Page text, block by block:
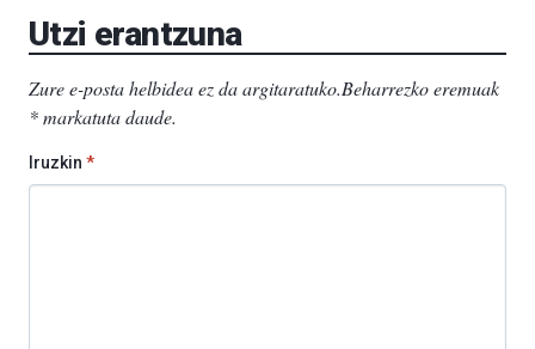
Utzi erantzuna
Zure e-posta helbidea ez da argitaratuko.Beharrezko eremuak
*markatuta daude.
Iruzkin *